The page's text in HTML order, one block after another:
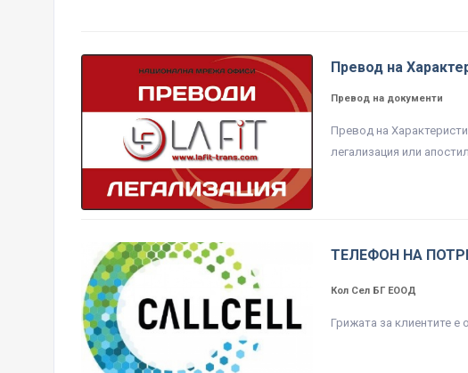
Превод на
Превод на документи
Превод на
легализация или
ТЕЛЕФОН НА
Кол Сел БГ ЕООД
Грижата за клиентите е